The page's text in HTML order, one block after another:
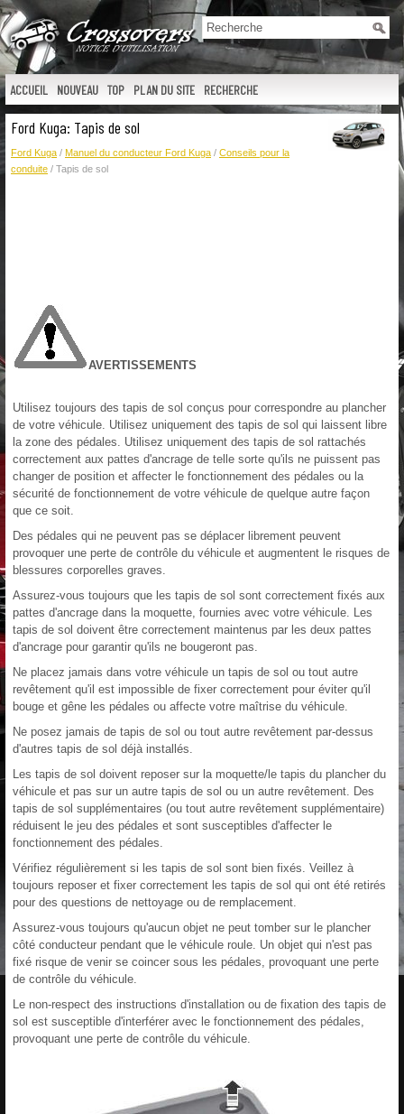
ACCUEIL NOUVEAU TOP PLAN DU SITE RECHERCHE
Ford Kuga: Tapis de sol
Ford Kuga / Manuel du conducteur Ford Kuga / Conseils pour la
conduite / Tapis de sol
AVERTISSEMENTS
Utilisez toujours des tapis de sol conçus pour correspondre au plancher
de votre véhicule. Utilisez uniquement des tapis de sol qui laissent libre
la zone des pédales. Utilisez uniquement des tapis de sol rattachés
correctement aux pattes d'ancrage de telle sorte qu'ils ne puissent pas
changer de position et affecter le fonctionnement des pédales ou la
sécurité de fonctionnement de votre véhicule de quelque autre façon
que ce soit.
Des pédales qui ne peuvent pas se déplacer librement peuvent
provoquer une perte de contrôle du véhicule et augmentent le risques de
blessures corporelles graves.
Assurez-vous toujours que les tapis de sol sont correctement fixés aux
pattes d'ancrage dans la moquette, fournies avec votre véhicule. Les
tapis de sol doivent être correctement maintenus par les deux pattes
d'ancrage pour garantir qu'ils ne bougeront pas.
Ne placez jamais dans votre véhicule un tapis de sol ou tout autre
revêtement qu'il est impossible de fixer correctement pour éviter qu'il
bouge et gêne les pédales ou affecte votre maîtrise du véhicule.
Ne posez jamais de tapis de sol ou tout autre revêtement par-dessus
d'autres tapis de sol déjà installés.
Les tapis de sol doivent reposer sur la moquette/le tapis du plancher du
véhicule et pas sur un autre tapis de sol ou un autre revêtement. Des
tapis de sol supplémentaires (ou tout autre revêtement supplémentaire)
réduisent le jeu des pédales et sont susceptibles d'affecter le
fonctionnement des pédales.
Vérifiez régulièrement si les tapis de sol sont bien fixés. Veillez à
toujours reposer et fixer correctement les tapis de sol qui ont été retirés
pour des questions de nettoyage ou de remplacement.
Assurez-vous toujours qu'aucun objet ne peut tomber sur le plancher
côté conducteur pendant que le véhicule roule. Un objet qui n'est pas
fixé risque de venir se coincer sous les pédales, provoquant une perte
de contrôle du véhicule.
Le non-respect des instructions d'installation ou de fixation des tapis de
sol est susceptible d'interférer avec le fonctionnement des pédales,
provoquant une perte de contrôle du véhicule.